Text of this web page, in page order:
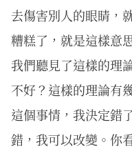
去傷害別人的眼睛，
糟糕了，就是這樣意
我們聽見了這樣的理
不好？這樣的理論有
這個事情，我決定錯
錯，我可以改變。你